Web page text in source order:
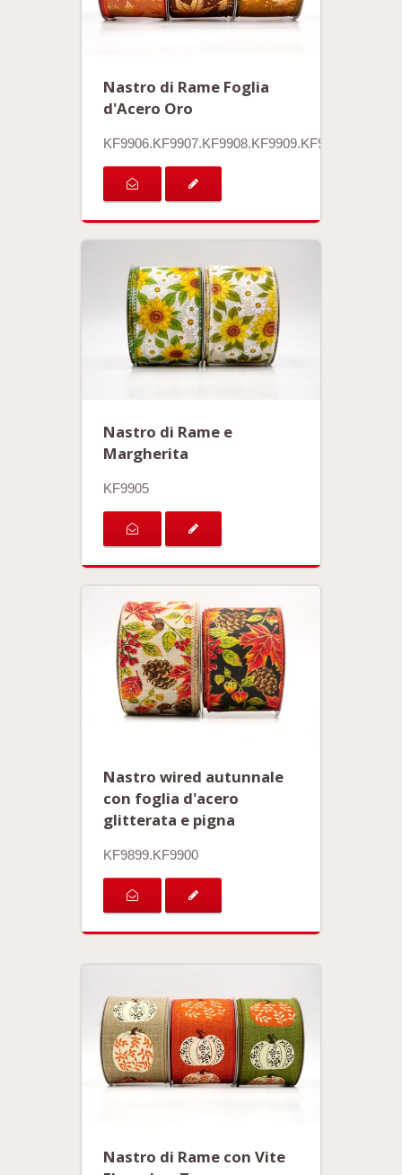
Nastro di Rame Foglia
d'Acero Oro
KF9906.KF9907.KF9908.KF9909.KF9910
Nastro di Rame e
Margherita
KF9905
Nastro wired autunnale
con foglia d'acero
glitterata e pigna
KF9899.KF9900
Nastro di Rame con Vite